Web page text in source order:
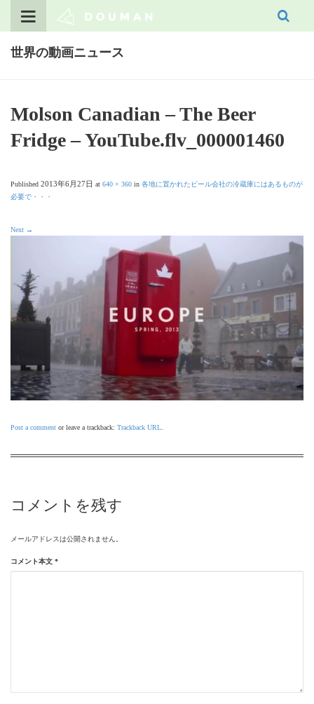
世界の動画ニュース
Molson Canadian – The Beer
Fridge – YouTube.flv_000001460
Published 2013年6月27日 at 640 × 360 in 各地に置かれたビール会社の冷蔵庫にはあるものが
必要で・・・
Next →
Post a comment or leave a trackback: Trackback URL
コメントを残す
メールアドレスは公開されません。
コメント本文 *